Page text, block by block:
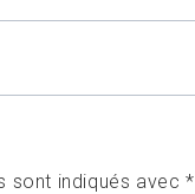
sont indiqués avec*